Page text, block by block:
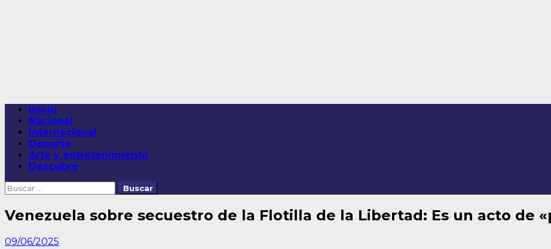
Menú
principal
Inicio
Nacional
Internacional
Deporte
Arte y entretenimiento
Descubre
Buscar:
Venezuela sobre secuestro de la Flotilla de la Libertad: Es un acto de
09/06/2025